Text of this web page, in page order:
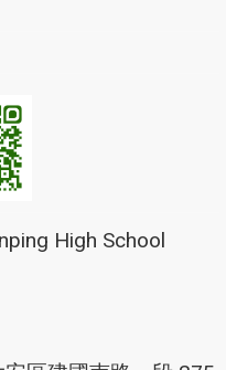
High School